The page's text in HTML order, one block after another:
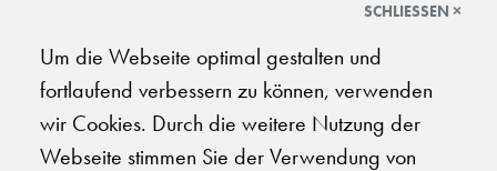
4.6 ★★★★★
★★★★★
SCHLIESSEN ×
Um die Webseite optimal gestalten und
fortlaufend verbessern zu können, verwenden
wir Cookies. Durch die weitere Nutzung der
Webseite stimmen Sie der Verwendung von